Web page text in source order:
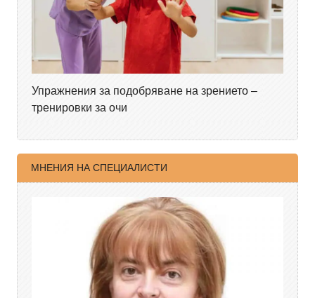
Упражнения за подобряване на зрението –
тренировки за очи
МНЕНИЯ НА СПЕЦИАЛИСТИ